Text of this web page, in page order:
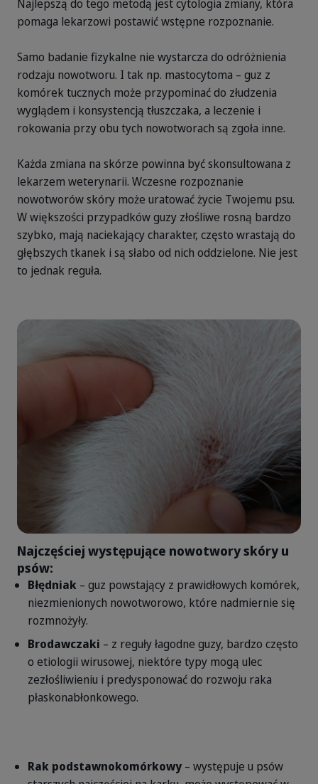
Najlepszą do tego metodą jest cytologia zmiany, która
pomaga lekarzowi postawić wstępne rozpoznanie.
Samo badanie fizykalne nie wystarcza do odróżnienia
rodzaju nowotworu. I tak np. mastocytoma – guz z
komórek tucznych może przypominać do złudzenia
wyglądem i konsystencją tłuszczaka, a leczenie i
rokowania przy obu tych nowotworach są zgoła inne.
Każda zmiana na skórze powinna być skonsultowana z
lekarzem weterynarii. Wczesne rozpoznanie
nowotworów skóry może uratować życie Twojemu psu.
W większości przypadków guzy złośliwe rosną bardzo
szybko, mają naciekający charakter, często wrastają do
głębszych tkanek i są słabo od nich oddzielone. Nie jest
to jednak reguła.
Najczęściej występujące nowotwory skóry u
psów:
Błędniak – guz powstający z prawidłowych komórek,
niezmienionych nowotworowo, które nadmiernie się
rozmnożyły.
Brodawczaki – z reguły łagodne guzy, bardzo często
o etiologii wirusowej, niektóre typy mogą ulec
zezłośliwieniu i predysponować do rozwoju raka
płaskonabłonkowego.
Rak podstawnokomórkowy – występuje u psów